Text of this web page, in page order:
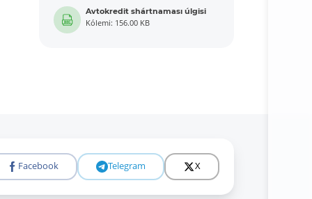
Avtokredit shártnaması úlgisi
Kólemi: 156.00 KB
Facebook Telegram X